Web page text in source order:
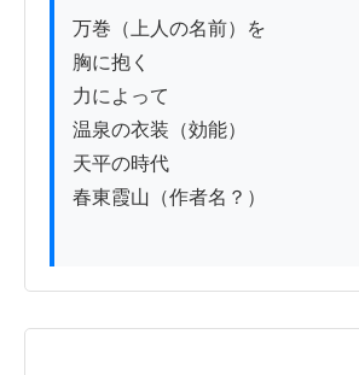
万巻（上人の名前）を
胸に抱く
力によって
温泉の衣装（効能）
天平の時代
春東霞山（作者名？）